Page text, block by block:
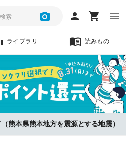
ライブラリ 読みもの
、査定金額の『20%』をポイント還
熊本県熊本地方を震源とする地震）